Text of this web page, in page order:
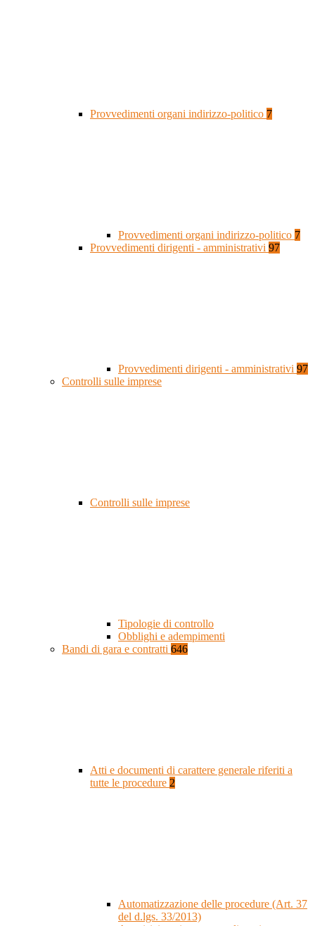
Provvedimenti organi indirizzo-politico 7
Provvedimenti organi indirizzo-politico 7
Provvedimenti dirigenti - amministrativi 97
Provvedimenti dirigenti - amministrativi 97
Controlli sulle imprese
Controlli sulle imprese
Tipologie di controllo
Obblighi e adempimenti
Bandi di gara e contratti 646
Atti e documenti di carattere generale riferiti a
tutte le procedure 2
Automatizzazione delle procedure (Art. 37
del d.lgs. 33/2013)